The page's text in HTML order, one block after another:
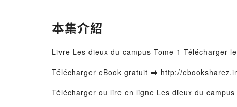
本集介紹
Livre Les dieux du campus Tome 1 Télécharger
Télécharger eBook gratuit ➡ http://
Télécharger ou lire en ligne Les dieux du